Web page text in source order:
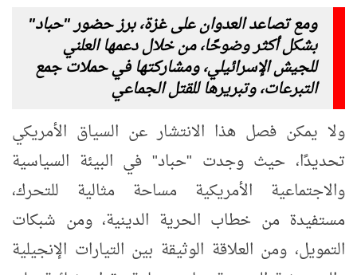
ومع تصاعد العدوان على غزة، برز حضور "حباد"
بشكل أكثر وضوحًا، من خلال دعمها العلني
للجيش الإسرائيلي، ومشاركتها في حملات جمع
التبرعات، وتبريرها للقتل الجماعي
ولا يمكن فصل هذا الانتشار عن السياق الأمريكي
تحديدًا، حيث وجدت "حباد" في البيئة السياسية
والاجتماعية الأمريكية مساحة مثالية للتحرك،
مستفيدة من خطاب الحرية الدينية، ومن شبكات
التمويل، ومن العلاقة الوثيقة بين التيارات الإنجيلية